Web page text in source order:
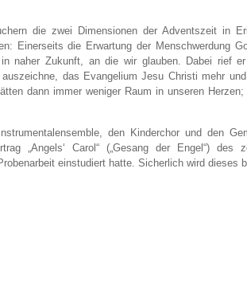
die zwei Dimensionen der Adventszeit in
Einerseits die Erwartung der Menschwerdung
naher Zukunft, an die wir glauben. Dabei rief
das Evangelium Jesu Christi mehr
dann immer weniger Raum in unseren
den Kinderchor und den
„Angels‘ Carol“ („Gesang der Engel“) des
einstudiert hatte. Sicherlich wird dieses